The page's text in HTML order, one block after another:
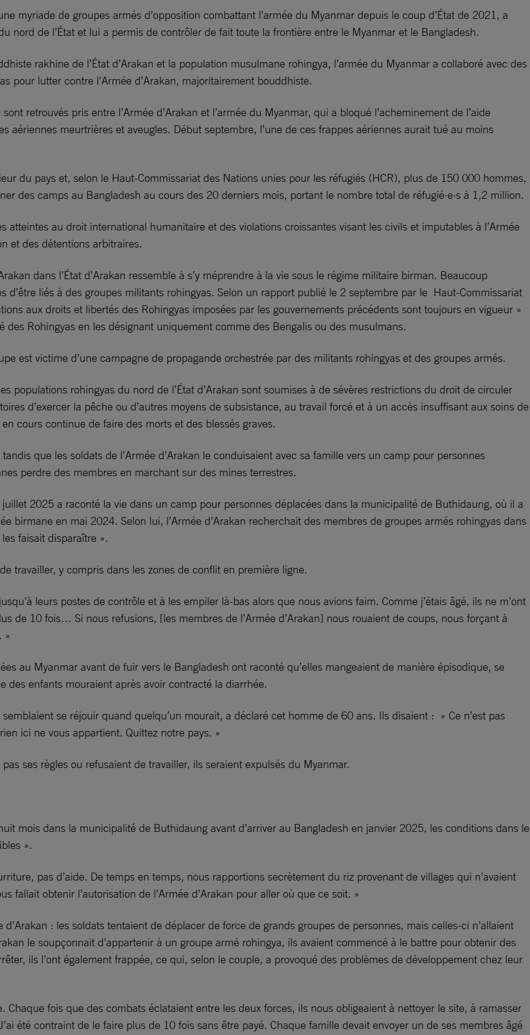
myriade de groupes armés d’opposition combattant l’armée du Myanmar depuis le coup d’État de 2021, a
nord de l’État et lui a permis de contrôler de fait toute la frontière entre le Myanmar et le Bangladesh.
rakhine de l’État d’Arakan et la population musulmane rohingya, l’armée du Myanmar a collaboré avec des
pour lutter contre l’Armée d’Arakan, majoritairement bouddhiste.
retrouvés pris entre l’Armée d’Arakan et l’armée du Myanmar, qui a bloqué l’acheminement de l’aide
aériennes meurtrières et aveugles. Début septembre, l’une de ces frappes aériennes aurait tué au moins
du pays et, selon le Haut-Commissariat des Nations unies pour les réfugiés (HCR), plus de 150 000 hommes,
des camps au Bangladesh au cours des 20 derniers mois, portant le nombre total de réfugié·e·s à 1,2 million.
atteintes au droit international humanitaire et des violations croissantes visant les civils et imputables à l’Armée
et des détentions arbitraires.
dans l’État d’Arakan ressemble à s’y méprendre à la vie sous le régime militaire birman. Beaucoup
d’être liés à des groupes militants rohingyas. Selon un rapport publié le 2 septembre par le Haut-Commissariat
aux droits et libertés des Rohingyas imposées par les gouvernements précédents sont toujours en vigueur »
des Rohingyas en les désignant uniquement comme des Bengalis ou des musulmans.
est victime d’une campagne de propagande orchestrée par des militants rohingyas et des groupes armés.
populations rohingyas du nord de l’État d’Arakan sont soumises à de sévères restrictions du droit de circuler
d’exercer la pêche ou d’autres moyens de subsistance, au travail forcé et à un accès insuffisant aux soins de
cours continue de faire des morts et des blessés graves.
que les soldats de l’Armée d’Arakan le conduisaient avec sa famille vers un camp pour personnes
perdre des membres en marchant sur des mines terrestres.
2025 a raconté la vie dans un camp pour personnes déplacées dans la municipalité de Buthidaung, où il a
birmane en mai 2024. Selon lui, l’Armée d’Arakan recherchait des membres de groupes armés rohingyas dans
faisait disparaître ».
travailler, y compris dans les zones de conflit en première ligne.
leurs postes de contrôle et à les empiler là-bas alors que nous avions faim. Comme j’étais âgé, ils ne m’ont
de 10 fois… Si nous refusions, [les membres de l’Armée d’Arakan] nous rouaient de coups, nous forçant à
»
au Myanmar avant de fuir vers le Bangladesh ont raconté qu’elles mangeaient de manière épisodique, se
des enfants mouraient après avoir contracté la diarrhée.
se réjouir quand quelqu’un mourait, a déclaré cet homme de 60 ans. Ils disaient : » Ce n’est pas
ici ne vous appartient. Quittez notre pays. »
ses règles ou refusaient de travailler, ils seraient expulsés du Myanmar.
mois dans la municipalité de Buthidaung avant d’arriver au Bangladesh en janvier 2025, les conditions dans le
».
pas d’aide. De temps en temps, nous rapportions secrètement du riz provenant de villages qui n’avaient
fallait obtenir l’autorisation de l’Armée d’Arakan pour aller où que ce soit. »
: les soldats tentaient de déplacer de force de grands groupes de personnes, mais celles-ci n’allaient
le soupçonnait d’appartenir à un groupe armé rohingya, ils avaient commencé à le battre pour obtenir des
ils l’ont également frappée, ce qui, selon le couple, a provoqué des problèmes de développement chez leur
Chaque fois que des combats éclataient entre les deux forces, ils nous obligeaient à nettoyer le site, à ramasser
été contraint de le faire plus de 10 fois sans être payé. Chaque famille devait envoyer un de ses membres âgé